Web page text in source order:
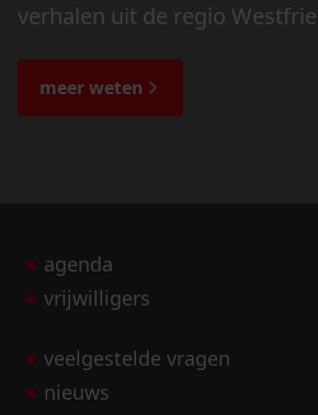
verhalen uit de regio
de bijzondere verhalen.
meer weten
agenda
vrijwilligers
veelgestelde vragen
nieuws